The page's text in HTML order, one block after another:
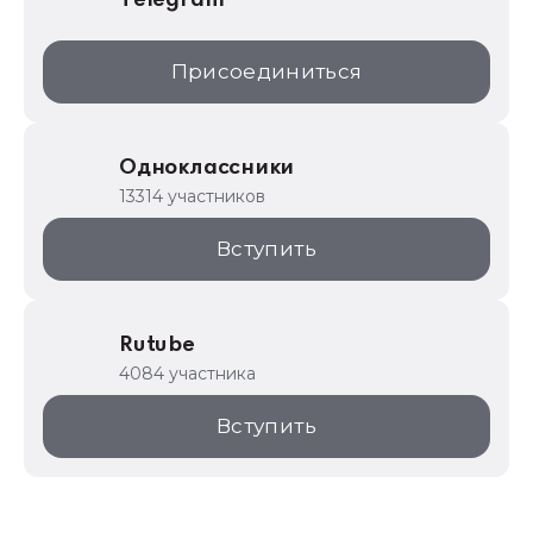
Присоединиться
Одноклассники
13314 участников
Вступить
Rutube
4084 участника
Вступить